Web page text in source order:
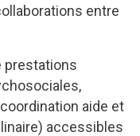
entre
prestations
aide et
accessibles